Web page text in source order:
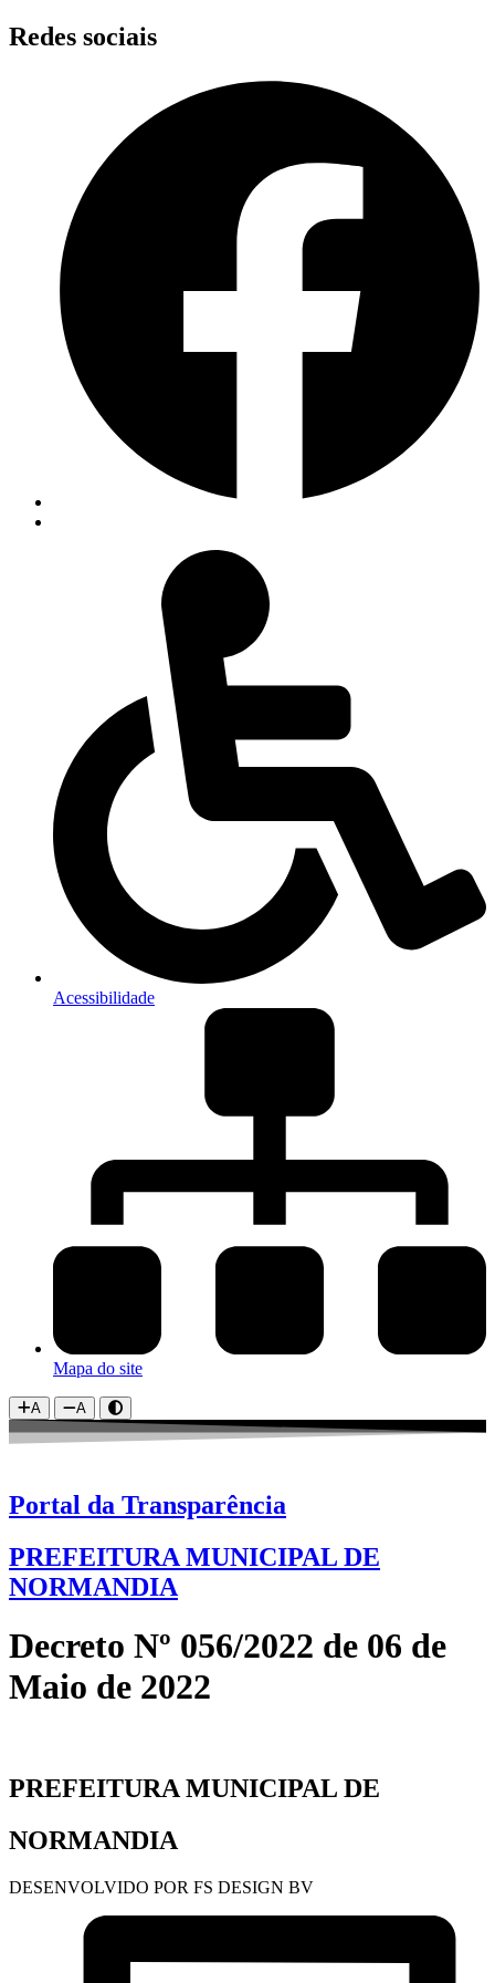
Skip
to
Redes sociais
Acessibilidade
Mapa do site
A A
Portal da Transparência
PREFEITURA MUNICIPAL DE
NORMANDIA
Decreto Nº 056/2022 de 06 de
Maio de 2022
PREFEITURA MUNICIPAL DE
NORMANDIA
DESENVOLVIDO POR FS DESIGN BV